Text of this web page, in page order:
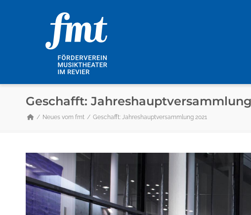
Geschafft: Jahreshauptversammlung
Neues vom fmt Geschafft: Jahreshauptversammlung 2021